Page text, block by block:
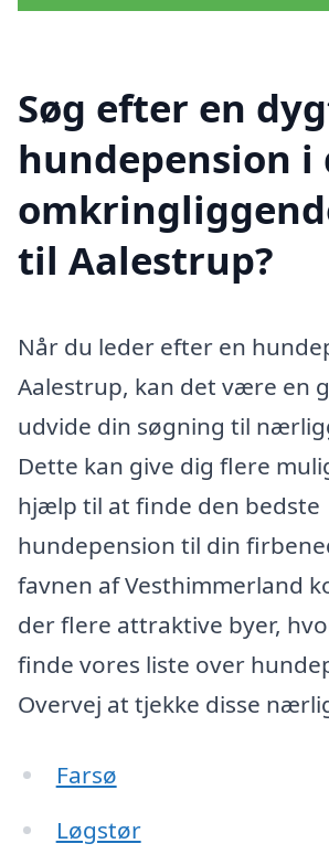
Søg efter en
hundepension i
til Aalestrup?
Når du leder efter en
Aalestrup, kan det være en
udvide din søgning til
Dette kan give dig flere
hjælp til at finde den bedste
hundepension til din
favnen af Vesthimmerland
der flere attraktive byer,
finde vores liste over
Overvej at tjekke disse
Farsø
Løgstør